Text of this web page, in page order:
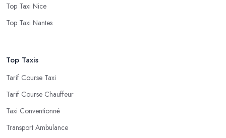
Top Taxi Nice
Top Taxi Nantes
Top Taxis
Tarif Course Taxi
Tarif Course Chauffeur
Taxi Conventionné
Transport Ambulance